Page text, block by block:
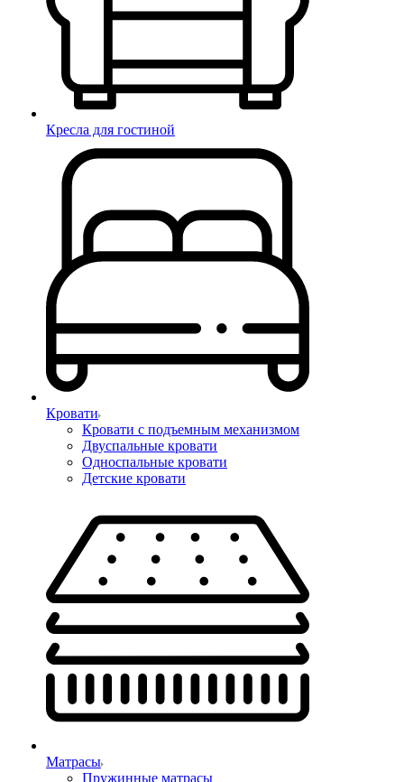
Кресла для гостиной
Кровати
Кровати с подъемным механизмом
Двуспальные кровати
Односпальные кровати
Детские кровати
Матрасы
Пружинные матрасы